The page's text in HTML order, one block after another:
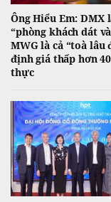
Ông Hiểu Em: DMX
“phòng khách dát
MWG là cả “toà lâu
định giá thấp hơn
thực